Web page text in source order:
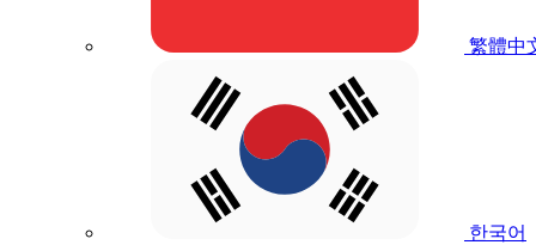
繁體中
한국어